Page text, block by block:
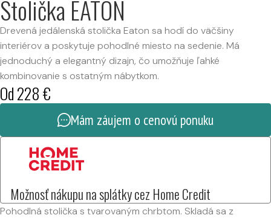
Stolička EATON
Drevená jedálenská stolička Eaton sa hodí do väčšiny
interiérov a poskytuje pohodlné miesto na sedenie. Má
jednoduchý a elegantný dizajn, čo umožňuje ľahké
kombinovanie s ostatným nábytkom.
Od228€
Mám záujem o cenovú ponuku
Možnosť nákupu na splátky cez Home Credit
Pohodlná stolička s tvarovaným chrbtom. Skladá sa z